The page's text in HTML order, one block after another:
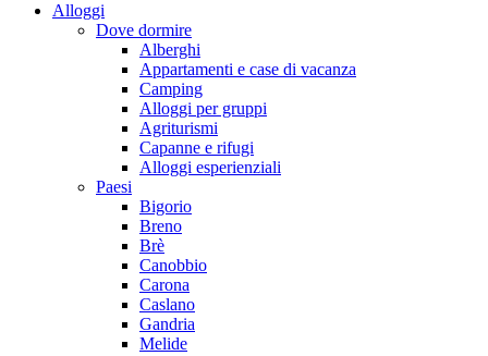
Alloggi
Dove dormire
Alberghi
Appartamenti e case di vacanza
Camping
Alloggi per gruppi
Agriturismi
Capanne e rifugi
Alloggi esperienziali
Paesi
Bigorio
Breno
Brè
Canobbio
Carona
Caslano
Gandria
Melide